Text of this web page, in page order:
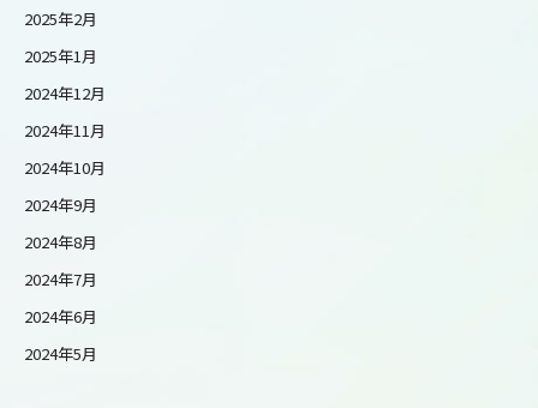
2025年2月
2025年1月
2024年12月
2024年11月
2024年10月
2024年9月
2024年8月
2024年7月
2024年6月
2024年5月